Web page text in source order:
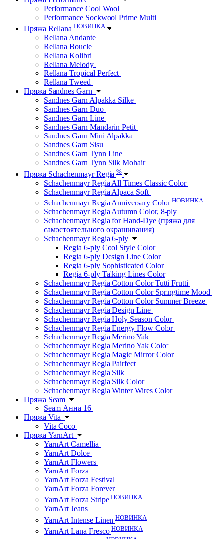
Performance Cool Wool
Performance Sockwool Prime Multi
Пряжа Rellana НОВИНКА
Rellana Andante
Rellana Boucle
Rellana Kolibri
Rellana Melody
Rellana Tropical Perfect
Rellana Tweed
Пряжа Sandnes Garn
Sandnes Garn Alpakka Silke
Sandnes Garn Duo
Sandnes Garn Line
Sandnes Garn Mandarin Petit
Sandnes Garn Mini Alpakka
Sandnes Garn Sisu
Sandnes Garn Tynn Line
Sandnes Garn Tynn Silk Mohair
Пряжа Schachenmayr Regia %
Schachenmayr Regia All Times Classic Color
Schachenmayr Regia Alpaca Soft
Schachenmayr Regia Anniversary Color НОВИНКА
Schachenmayr Regia Autumn Color, 8-ply
Schachenmayr Regia for Hand-Dye (пряжа для
самостоятельного окрашивания)
Schachenmayr Regia 6-ply
Regia 6-ply Cool Style Color
Regia 6-ply Design Line Color
Regia 6-ply Sophisticated Color
Regia 6-ply Talking Lines Color
Schachenmayr Regia Cotton Color Tutti Frutti
Schachenmayr Regia Cotton Color Springtime Mood
Schachenmayr Regia Cotton Color Summer Breeze
Schachenmayr Regia Design Line
Schachenmayr Regia Holy Season Color
Schachenmayr Regia Energy Flow Color
Schachenmayr Regia Merino Yak
Schachenmayr Regia Merino Yak Color
Schachenmayr Regia Magic Mirror Color
Schachenmayr Regia Pairfect
Schachenmayr Regia Silk
Schachenmayr Regia Silk Color
Schachenmayr Regia Winter Wires Color
Пряжа Seam
Seam Анна 16
Пряжа Vita
Vita Coco
Пряжа YarnArt
YarnArt Camellia
YarnArt Dolce
YarnArt Flowers
YarnArt Forza
YarnArt Forza Festival
YarnArt Forza Forever
YarnArt Forza Stripe НОВИНКА
YarnArt Jeans
YarnArt Intense Linen НОВИНКА
YarnArt Lana Fresco НОВИНКА